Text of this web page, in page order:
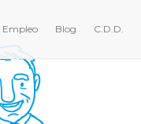
Empleo Blog C.D.D.